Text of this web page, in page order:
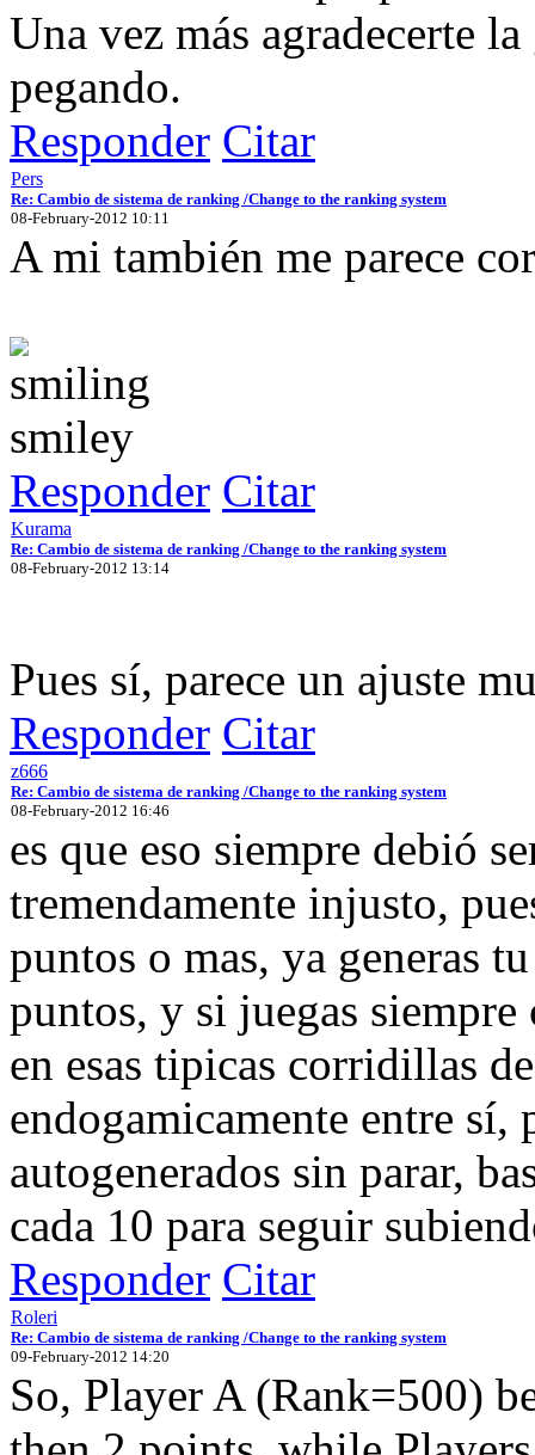
Una vez más agradecerte
pegando.
Responder Citar
Pers
Re: Cambio de sistema de ranking /Change to the ranking system
08-February-2012 10:11
A mi también me parece
Responder Citar
Kurama
Re: Cambio de sistema de ranking /Change to the ranking system
08-February-2012 13:14
Pues sí, parece un ajuste
Responder Citar
z666
Re: Cambio de sistema de ranking /Change to the ranking system
08-February-2012 16:46
es que eso siempre debió
tremendamente injusto,
puntos o mas, ya generas
puntos, y si juegas
en esas tipicas corridillas
endogamicamente entre sí,
autogenerados sin parar,
cada 10 para seguir
Responder Citar
Roleri
Re: Cambio de sistema de ranking /Change to the ranking system
09-February-2012 14:20
So, Player A (Rank=500)